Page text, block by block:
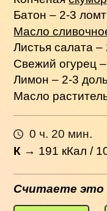
Батон – 2-3
Масло
Листья салата –
Свежий огурец
Лимон – 2-3
Масло
0 ч. 20 мин.
К → 191 кКал /
Считаете